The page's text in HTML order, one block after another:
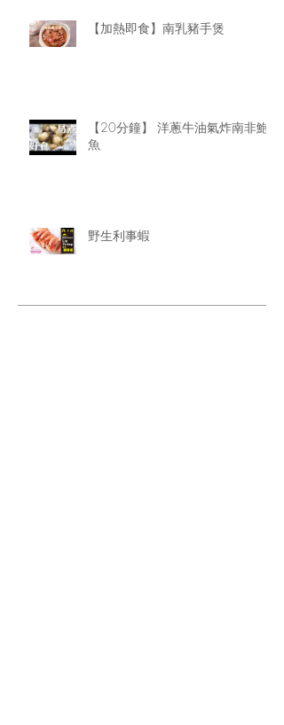
【加熱即食】南乳豬手煲
【20分鐘】 洋蔥牛油氣炸南非鮑
魚
野生利事蝦